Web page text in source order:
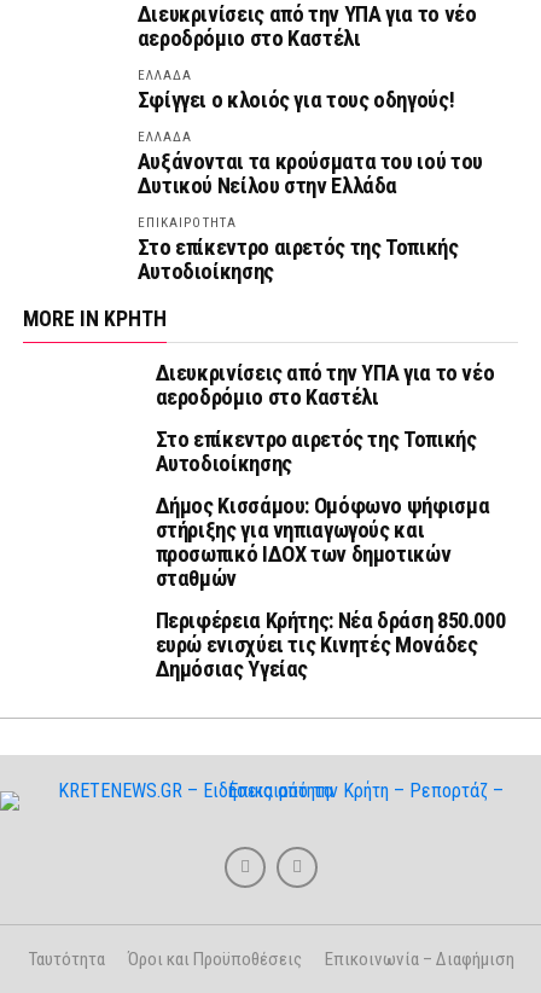
Διευκρινίσεις από την ΥΠΑ για το νέο
αεροδρόμιο στο Καστέλι
ΕΛΛΑΔΑ
Σφίγγει ο κλοιός για τους οδηγούς!
ΕΛΛΑΔΑ
Αυξάνονται τα κρούσματα του ιού του
Δυτικού Νείλου στην Ελλάδα
ΕΠΙΚΑΙΡΟΤΗΤΑ
Στο επίκεντρο αιρετός της Τοπικής
Αυτοδιοίκησης
MORE IN ΚΡΗΤΗ
Διευκρινίσεις από την ΥΠΑ για το νέο
αεροδρόμιο στο Καστέλι
Στο επίκεντρο αιρετός της Τοπικής
Αυτοδιοίκησης
Δήμος Κισσάμου: Ομόφωνο ψήφισμα
στήριξης για νηπιαγωγούς και
προσωπικό ΙΔΟΧ των δημοτικών
σταθμών
Περιφέρεια Κρήτης: Νέα δράση 850.000
ευρώ ενισχύει τις Κινητές Μονάδες
Δημόσιας Υγείας
Ταυτότητα Όροι και Προϋποθέσεις Επικοινωνία – Διαφήμιση